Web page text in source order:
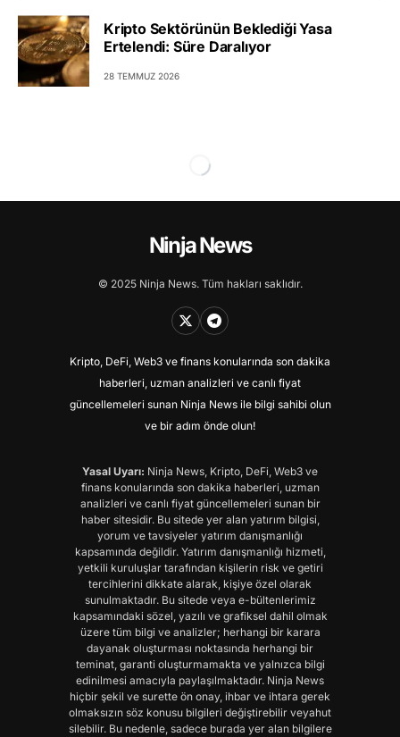
Kripto Sektörünün Beklediği Yasa
Ertelendi: Süre Daralıyor
28 TEMMUZ 2026
Ninja News
© 2025 Ninja News. Tüm hakları saklıdır.
Kripto, DeFi, Web3 ve finans konularında son dakika
haberleri, uzman analizleri ve canlı fiyat
güncellemeleri sunan Ninja News ile bilgi sahibi olun
ve bir adım önde olun!
Yasal Uyarı: Ninja News, Kripto, DeFi, Web3 ve
finans konularında son dakika haberleri, uzman
analizleri ve canlı fiyat güncellemeleri sunan bir
haber sitesidir. Bu sitede yer alan yatırım bilgisi,
yorum ve tavsiyeler yatırım danışmanlığı
kapsamında değildir. Yatırım danışmanlığı hizmeti,
yetkili kuruluşlar tarafından kişilerin risk ve getiri
tercihlerini dikkate alarak, kişiye özel olarak
sunulmaktadır. Bu sitede veya e-bültenlerimiz
kapsamındaki sözel, yazılı ve grafiksel dahil olmak
üzere tüm bilgi ve analizler; herhangi bir karara
dayanak oluşturması noktasında herhangi bir
teminat, garanti oluşturmamakta ve yalnızca bilgi
edinilmesi amacıyla paylaşılmaktadır. Ninja News
hiçbir şekil ve surette ön onay, ihbar ve ihtara gerek
olmaksızın söz konusu bilgileri değiştirebilir veyahut
silebilir. Bu nedenle, sadece burada yer alan bilgilere